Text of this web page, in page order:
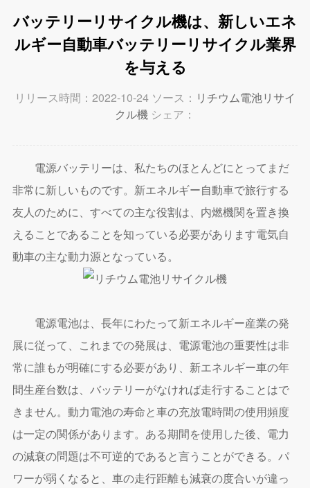
バッテリーリサイクル機は、新しいエネ
ルギー自動車バッテリーリサイクル業界
を与える
リリース時間：2022-10-24 ソース： リチウム電池リサイ
クル機 シェア：
電源バッテリーは、私たちのほとんどにとってまだ
非常に新しいものです。新エネルギー自動車で旅行する
友人のために、すべての主な役割は、内燃機関を置き換
えることであることを知っている必要があります電気自
動車の主な動力源となっている。
電源電池は、長年にわたって新エネルギー産業の発
展に従って、これまでの発展は、電源電池の重要性は非
常に誰もが明確にする必要があり、新エネルギー車の年
間生産台数は、バッテリーがなければ走行することはで
きません。動力電池の寿命と車の充放電時間の使用頻度
は一定の関係があります。ある期間を使用した後、電力
の減衰の問題は不可逆的であると言うことができる。パ
ワーが弱くなると、車の走行距離も減衰の度合いが違っ